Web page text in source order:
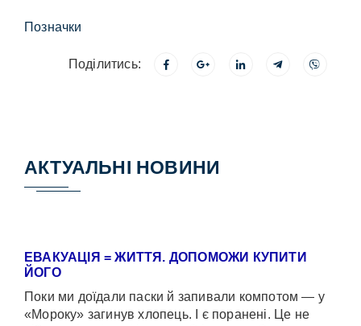
Позначки
Поділитись:
АКТУАЛЬНІ НОВИНИ
ЕВАКУАЦІЯ = ЖИТТЯ. ДОПОМОЖИ КУПИТИ
ЙОГО
Поки ми доїдали паски й запивали компотом — у
«Мороку» загинув хлопець. І є поранені. Це не